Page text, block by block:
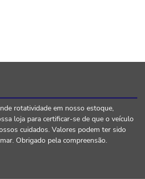
rotatividade em nosso estoque,
loja para certificar-se de que o veículo
cuidados. Valores podem ter sido
Obrigado pela compreensão.